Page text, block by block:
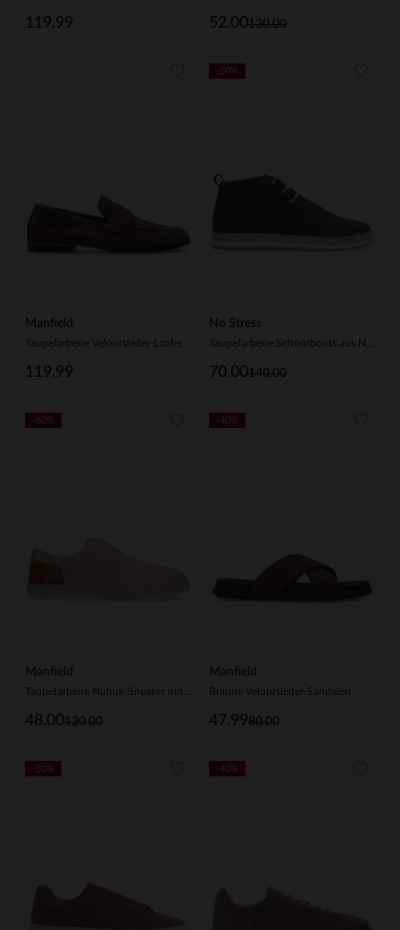
119.99 130.00
52.00
Manfield
Taupefarbene Veloursleder-Loafer
119.99
No Stress
140.00
70.00
-50%
Manfield
120.00
48.00
-60%
Manfield
Braune Veloursleder-Sandalen
80.00
47.99
-40%
-50% -40%